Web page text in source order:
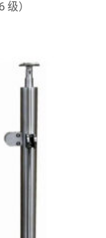
级）